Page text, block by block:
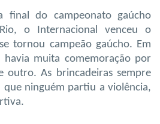
final do campeonato gaúcho
o Internacional venceu o
tornou campeão gaúcho. Em
havia muita comemoração por
outro. As brincadeiras sempre
que ninguém partiu a violência,